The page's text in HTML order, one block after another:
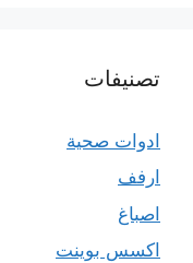
تصنيفات
ادوات صحية
ارفف
اصباغ
اكسس بوينت